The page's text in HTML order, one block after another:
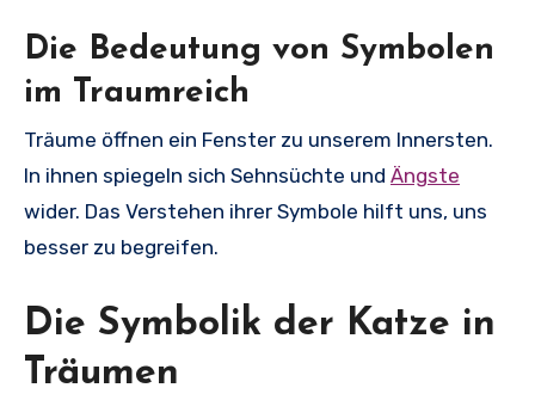
Die Bedeutung von Symbolen
im Traumreich
Träume öffnen ein Fenster zu unserem Innersten.
In ihnen spiegeln sich Sehnsüchte und Ängste
wider. Das Verstehen ihrer Symbole hilft uns, uns
besser zu begreifen.
Die Symbolik der Katze in
Träumen